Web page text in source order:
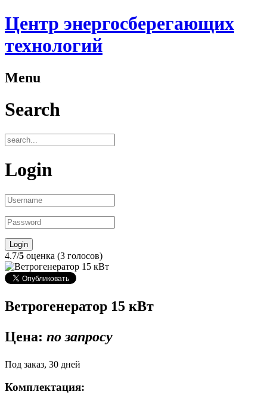
Центр энергосберегающих
технологий
Menu
Search
Login
4.7/5 оценка (3 голосов)
Ветрогенератор 15 кВт
Цена: по запросу
Под заказ, 30 дней
Комплектация: